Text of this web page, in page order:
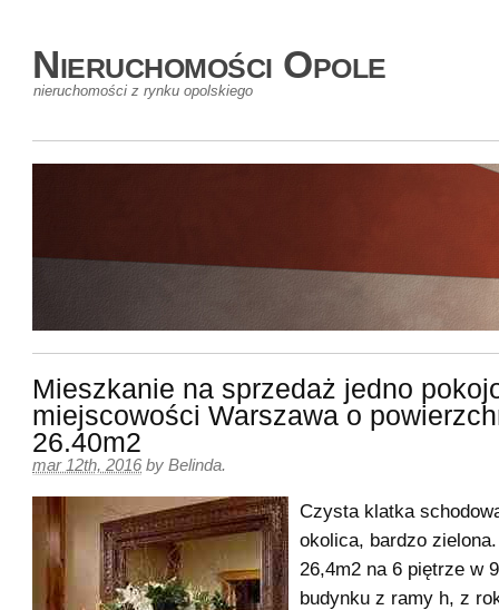
Nieruchomości Opole
nieruchomości z rynku opolskiego
Mieszkanie na sprzedaż jedno
miejscowości Warszawa o
26.40m2
mar 12th, 2016 by Belinda.
Czysta klatka
okolica, bardzo
26,4m2 na 6 piętrze w
budynku z ramy h, z